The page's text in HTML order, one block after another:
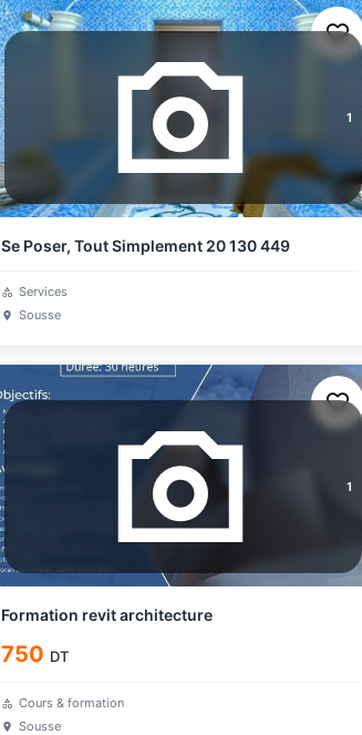
1
Se Poser, Tout Simplement 20 130 449
Services
Sousse
1
Formation revit architecture
750 DT
Cours & formation
Sousse